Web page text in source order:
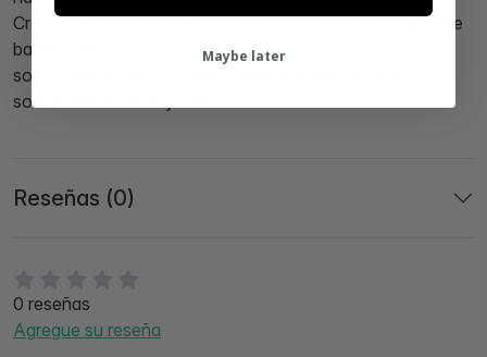
0 reseñas
Agregue su reseña
Cree aplicaciones avanzadas e imprima automáticamente
basado en
solicitudes de servicio web, transacciones de datos,
solicitudes de SDK y más.
Reseñas (0)
Maybe later